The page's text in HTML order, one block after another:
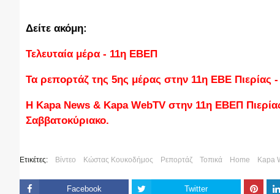
Δείτε ακόμη:
Τελευταία μέρα - 11η ΕΒΕΠ
Τα ρεπορτάζ της 5ης μέρας στην 11η ΕΒΕ Πιερίας -
Η Kapa News & Kapa WebTV στην 11η ΕΒΕΠ
Σαββατοκύριακο.
Ετικέτες: Βίντεο Κώστας Κουκοδήμος Ρεπορτάζ Τοπικά Home Kapa
Facebook Twitter